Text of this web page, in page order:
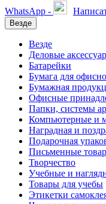
WhatsApp -
Везде
Везде
Деловые
Батарейки
Бумага для
Бумажная
Офисные
Папки, системы
Компьютерные и
Наградная и
Подарочная
Письменные
Творчество
Учебные и
Товары для учебы
Этикетки